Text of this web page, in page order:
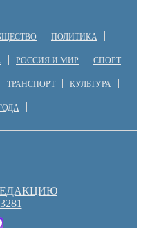
ПОЛИТИКА
РОССИЯ И МИР СПОРТ
ТРАНСПОРТ КУЛЬТУРА